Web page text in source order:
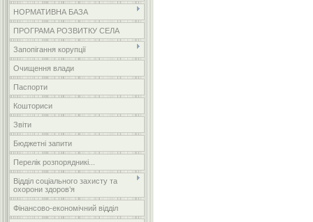
НОРМАТИВНА БАЗА
ПРОГРАМА РОЗВИТКУ СЕЛА
Запопігання корупції
Очищення влади
Паспорти
Кошториси
Звіти
Бюджетні запити
Перелік розпорядникі...
Відділ соціального захисту та
охорони здоров’я
Фінансово-економічний відділ